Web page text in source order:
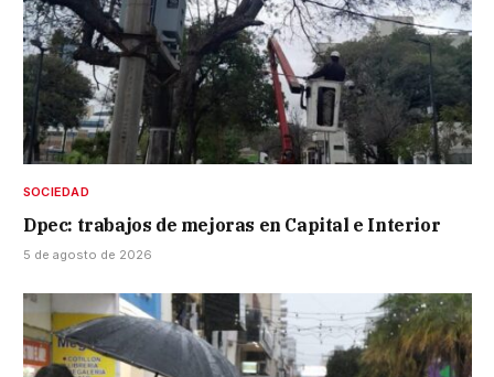
SOCIEDAD
Dpec: trabajos de mejoras en Capital e Interior
5 de agosto de 2026